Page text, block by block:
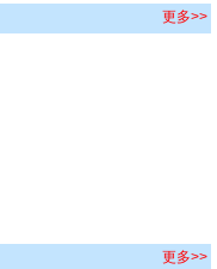
更多>>
更多>>